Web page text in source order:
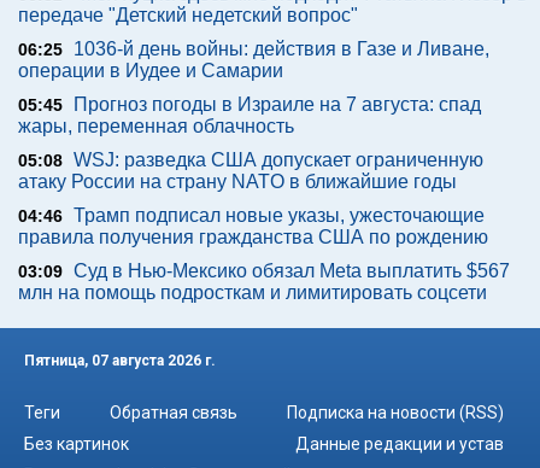
передаче "Детский недетский вопрос"
06:25
1036-й день войны: действия в Газе и Ливане,
операции в Иудее и Самарии
05:45
Прогноз погоды в Израиле на 7 августа: спад
жары, переменная облачность
05:08 WSJ: разведка США допускает ограниченную
атаку России на страну NATO в ближайшие годы
04:46 Трамп подписал новые указы, ужесточающие
правила получения гражданства США по рождению
03:09 Суд в Нью-Мексико обязал Meta выплатить $567
млн на помощь подросткам и лимитировать соцсети
Пятница, 07 августа 2026 г.
Теги Обратная связь
Подписка на новости (RSS)
Без картинок
Данные редакции и устав